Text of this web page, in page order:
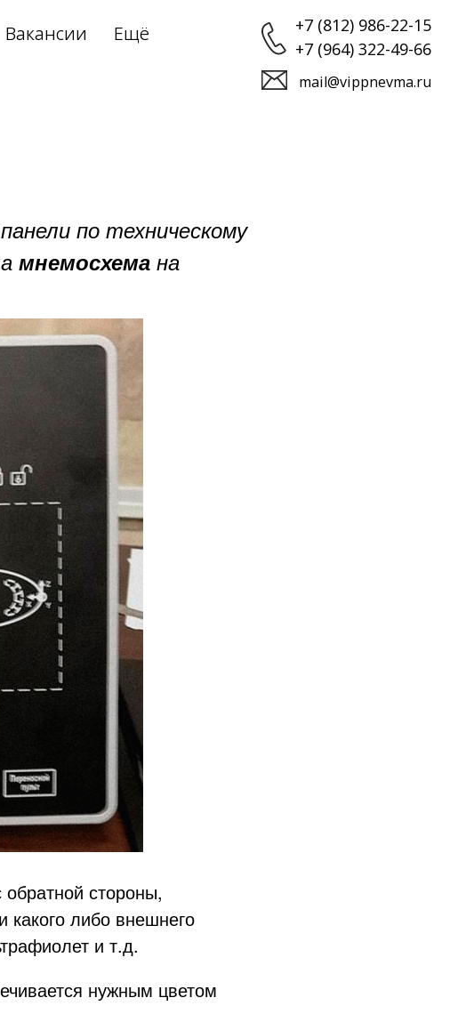
Вакансии Ещё
+7 (812) 986-22-15
+7 (964) 322-49-66
mail@vippnevma.ru
по техническому
мнемосхема на
стороны,
какого либо внешнего
и т.д.
нужным цветом